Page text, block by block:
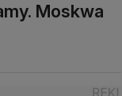
Moskwa